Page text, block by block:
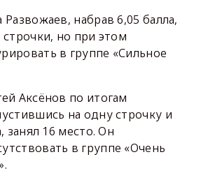
набрав 6,05 балла,
но при этом
в группе «Сильное
Аксёнов по итогам
на одну строчку и
занял 16 место. Он
в группе «Очень